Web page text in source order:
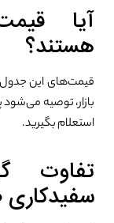
آیا
هستند؟
بازار، توصیه
استعلام بگیرید.
تفاوت